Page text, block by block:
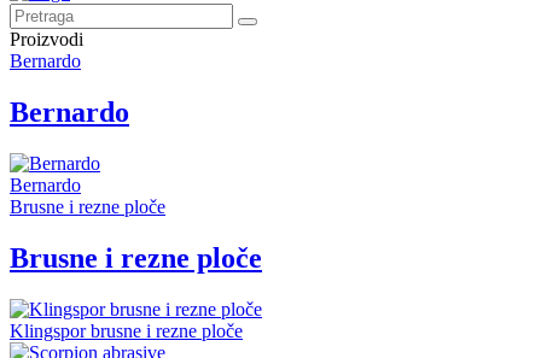
Proizvodi
Bernardo
Bernardo
Bernardo
Brusne i rezne ploče
Brusne i rezne ploče
Klingspor brusne i rezne ploče